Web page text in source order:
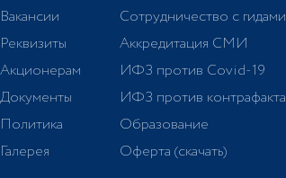
Вакансии
Реквизиты
Акционерам
Документы
Политика
Галерея
Сотрудничество с гидами
Аккредитация СМИ
ИФЗ против Covid-19
ИФЗ против контрафакта
Образование
Оферта (скачать)